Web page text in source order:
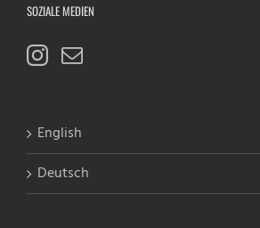
SOZIALE MEDIEN
English
Deutsch